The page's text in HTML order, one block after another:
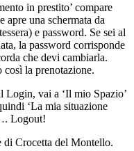
in prestito’ compare
apre una schermata da
e password. Se sei al
la password corrisponde
che devi cambiarla.
così la prenotazione.
Login, vai a ‘Il mio Spazio’
‘La mia situazione
Logout!
Crocetta del Montello.